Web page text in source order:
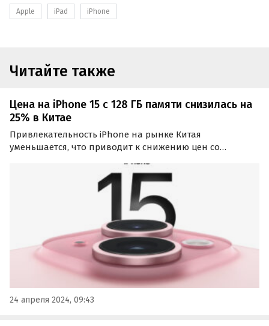
Apple iPad iPhone
Читайте также
Цена на iPhone 15 с 128 ГБ памяти снизилась на
25% в Китае
Привлекательность iPhone на рынке Китая
уменьшается, что приводит к снижению цен со
издание iXBT.com со ссылкой на IT Home.
24 апреля 2024, 09:43